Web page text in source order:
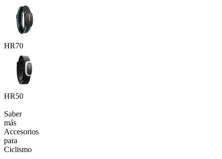
HR70
HR50
Saber
más
Accesorios
para
Ciclismo